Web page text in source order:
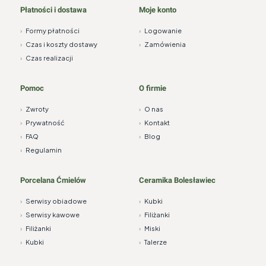
Płatności i dostawa
› Formy płatności
› Czas i koszty dostawy
› Czas realizacji
Moje konto
› Logowanie
› Zamówienia
Pomoc
› Zwroty
› Prywatność
› FAQ
› Regulamin
O firmie
› O nas
› Kontakt
› Blog
Porcelana Ćmielów
› Serwisy obiadowe
› Serwisy kawowe
› Filiżanki
› Kubki
Ceramika Bolesławiec
› Kubki
› Filiżanki
› Miski
› Talerze